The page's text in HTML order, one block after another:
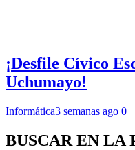
¡Desfile Cívico
Uchumayo!
Informática3 semanas ago 0
BUSCAR EN LA